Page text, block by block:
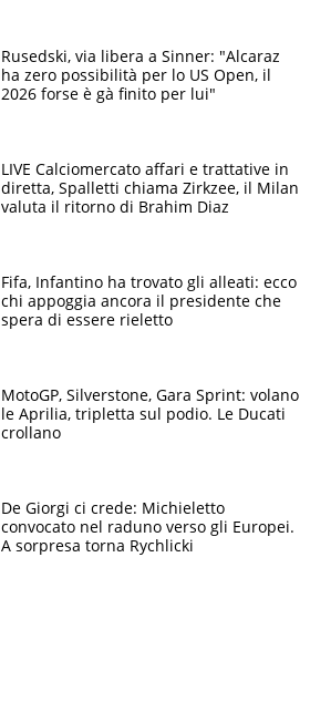
Rusedski, via libera a Sinner: "Alcaraz
ha zero possibilità per lo US Open, il
2026 forse è gà finito per lui"
LIVE Calciomercato affari e trattative in
diretta, Spalletti chiama Zirkzee, il Milan
valuta il ritorno di Brahim Diaz
Fifa, Infantino ha trovato gli alleati: ecco
chi appoggia ancora il presidente che
spera di essere rieletto
MotoGP, Silverstone, Gara Sprint: volano
le Aprilia, tripletta sul podio. Le Ducati
crollano
De Giorgi ci crede: Michieletto
convocato nel raduno verso gli Europei.
A sorpresa torna Rychlicki